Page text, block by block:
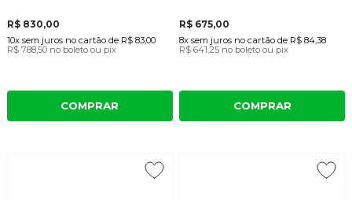
R$ 830,00
10x sem juros no cartãode R$ 83,00
R$ 788,50 no boleto ou pix
COMPRAR
R$ 675,00
8x sem juros no cartão de R$ 84,38
R$ 641,25 no boleto ou pix
COMPRAR